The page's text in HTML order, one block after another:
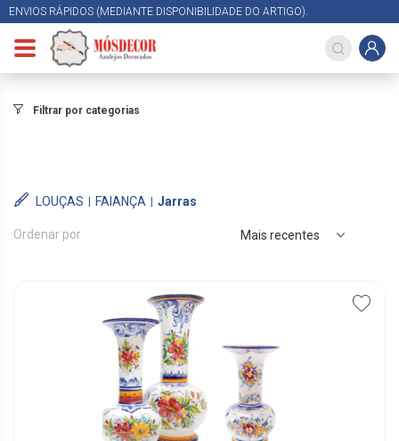
ENVIOS RÁPIDOS (MEDIANTE DISPONIBILIDADE DO ARTIGO).
Filtrar por categorias
LOUÇAS FAIANÇA Jarras
Ordenar por Mais recentes